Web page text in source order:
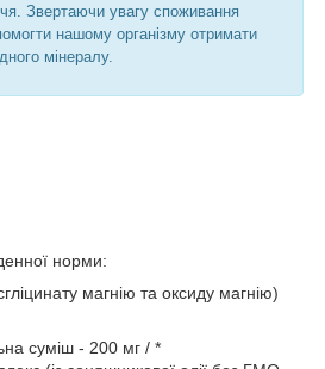
Звертаючи увагу споживання
нашому організму отримати
мінералу.
норми:
магнію та оксиду магнію)
суміш - 200 мг / *